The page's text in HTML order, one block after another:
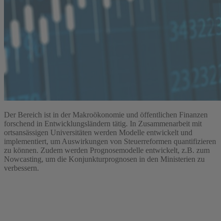
Der Bereich ist in der Makroökonomie und öffentlichen Finanzen
forschend in Entwicklungsländern tätig. In Zusammenarbeit mit
ortsansässigen Universitäten werden Modelle entwickelt und
implementiert, um Auswirkungen von Steuerreformen quantifizieren
zu können. Zudem werden Prognosemodelle entwickelt, z.B. zum
Nowcasting, um die Konjunkturprognosen in den Ministerien zu
verbessern.